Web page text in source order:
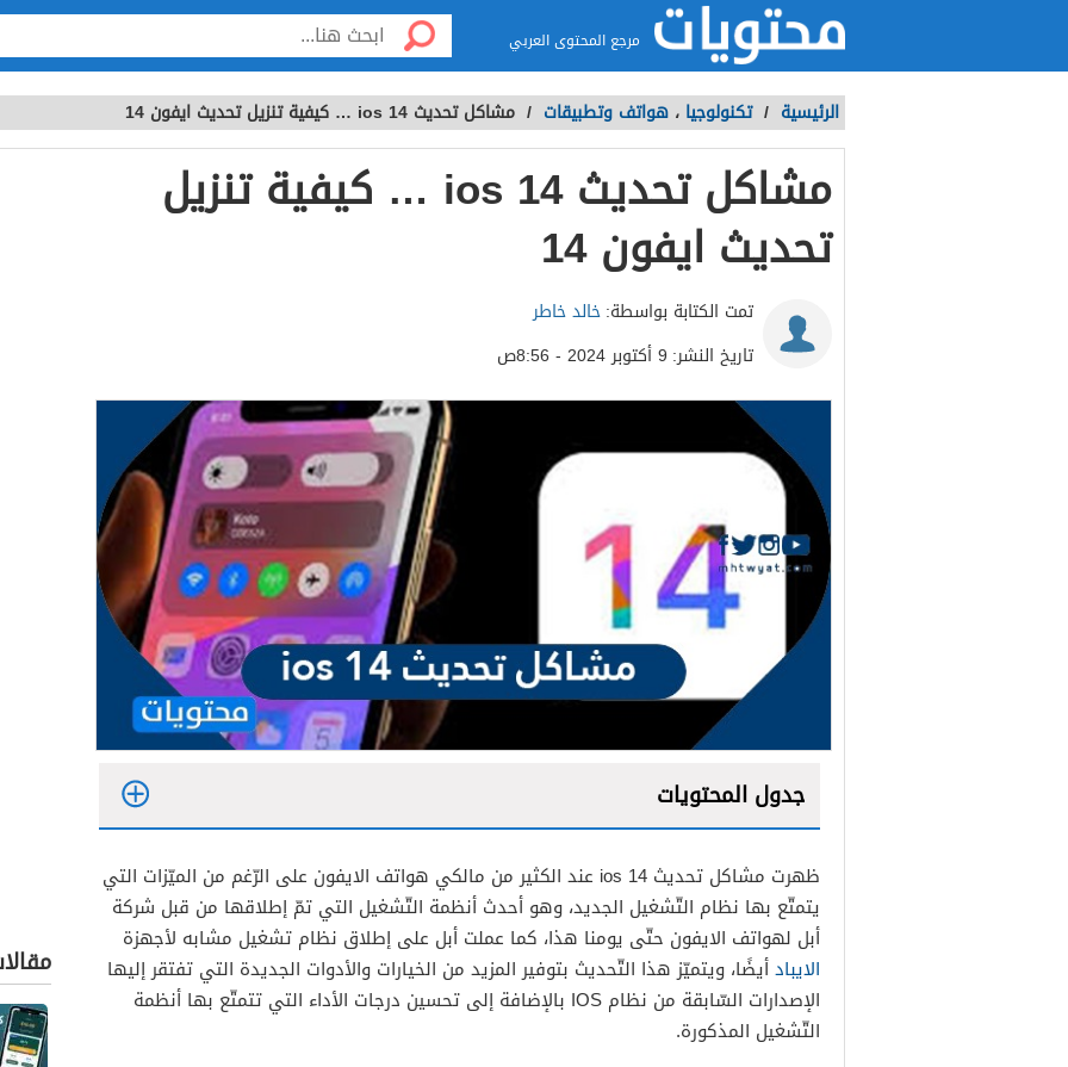
مرجع المحتوى العربي
الرئيسية / تكنولوجيا ، هواتف وتطبيقات / مشاكل تحديث ios 14 … كيفية تنزيل تحديث ايفون 14
مشاكل تحديث ios 14 … كيفية تنزيل
تحديث ايفون 14
تمت الكتابة بواسطة:خالد خاطر
تاريخ النشر: 9 أكتوبر 2024 - 8:56ص
جدول المحتويات
التحديث من داخل الايفون
ظهرت مشاكل تحديث ios 14 عند الكثير من مالكي هواتف الايفون على الرّغم من الميّزات التي
يتمتّع بها نظام التّشغيل الجديد، وهو أحدث أنظمة التّشغيل التي تمّ إطلاقها من قبل شركة
أبل لهواتف الايفون حتّى يومنا هذا، كما عملت أبل على إطلاق نظام تشغيل مشابه لأجهزة
الايبادأيضًا، ويتميّز هذا التّحديث بتوفير المزيد من الخيارات والأدوات الجديدة التي تفتقر إليها
الإصدارات السّابقة من نظام IOS بالإضافة إلى تحسين درجات الأداء التي تتمتّع بها أنظمة
التّشغيل المذكورة.